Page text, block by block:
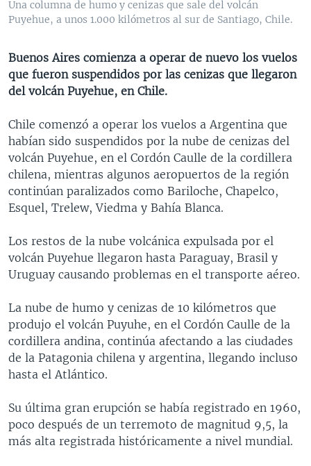
VENEZUELA
NICARAGUA
ECONOMÍA
TECNOLOGÍA
DEPORTES
MULTIMEDIA
FOTOGRAFÍA
AUDIOS
EL MUNDO AL DÍA
FORO INTERAMERICANO
LAS CLAVES
PANORAMA
RADIO
AVANCE INFORMATIVO
BUENOS DÍAS AMÉRICA
ESTADOS UNIDOS AL DÍA
EL MUNDO AL DÍA [RADIO]
FORO [RADIO]
DEPORTIVO INTERNACIONAL
NOTA ECONÓMICA
DIRECT
Learning English
SÍGANOS
Idiomas
Una columna de humo y cenizas que sale del volcán
Puyehue, a unos 1.000 kilómetros al sur de Santiago, Chile.
Buenos Aires comienza a operar de nuevo los vuelos
que fueron suspendidos por las cenizas que llegaron
del volcán Puyehue, en Chile.
Chile comenzó a operar los vuelos a Argentina que
habían sido suspendidos por la nube de cenizas del
volcán Puyehue, en el Cordón Caulle de la cordillera
chilena, mientras algunos aeropuertos de la región
continúan paralizados como Bariloche, Chapelco,
Esquel, Trelew, Viedma y Bahía Blanca.
Los restos de la nube volcánica expulsada por el
volcán Puyehue llegaron hasta Paraguay, Brasil y
Uruguay causando problemas en el transporte aéreo.
La nube de humo y cenizas de 10 kilómetros que
produjo el volcán Puyuhe, en el Cordón Caulle de la
cordillera andina, continúa afectando a las ciudades
de la Patagonia chilena y argentina, llegando incluso
hasta el Atlántico.
Su última gran erupción se había registrado en 1960,
poco después de un terremoto de magnitud 9,5, la
más alta registrada históricamente a nivel mundial.